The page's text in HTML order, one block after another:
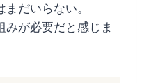
だいらない。
みが必要だと感じま